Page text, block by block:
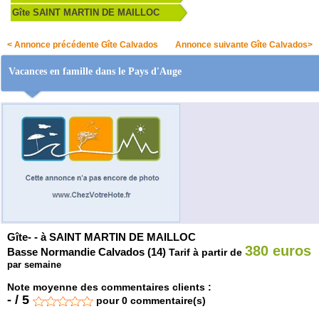
Gîte SAINT MARTIN DE MAILLOC
< Annonce précédente Gîte Calvados Annonce suivante Gîte Calvados>
Vacances en famille dans le Pays d'Auge
Gîte- - à SAINT MARTIN DE MAILLOC
Basse Normandie Calvados (14) Tarif à partir de 380 euros
par semaine
Note moyenne des commentaires clients :
- / 5 pour0 commentaire(s)